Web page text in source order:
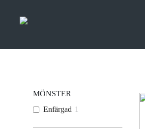
MÖNSTER
Enfärgad 1